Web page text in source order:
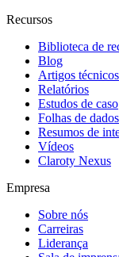
Recursos
Biblioteca de
Blog
Artigos técnicos
Relatórios
Estudos de caso
Folhas de dados
Resumos de
Vídeos
Claroty Nexus
Empresa
Sobre nós
Carreiras
Liderança